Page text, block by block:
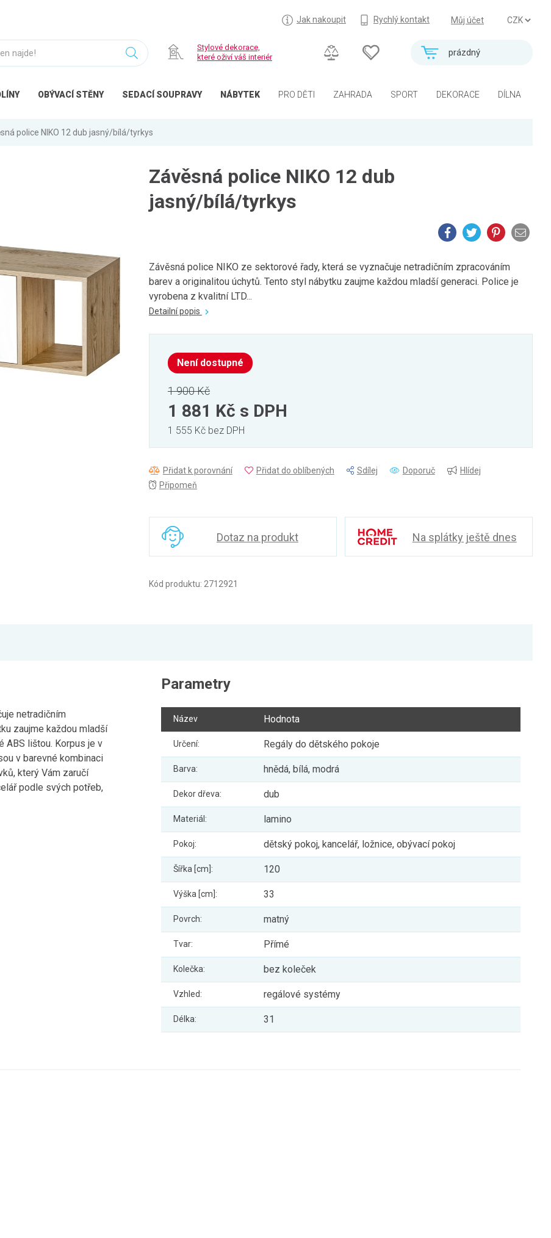
Můj účet
Jak nakoupit Rychlý kontakt
prázdný
Stylové dekorace,
které oživí váš interiér
OBÝVACÍ STĚNY SEDACÍ SOUPRAVY NÁBYTEK PRO DĚTI ZAHRADA SPORT DEKORACE DÍLNA
police NIKO 12 dub jasný/bílá/tyrkys
Závěsná police NIKO 12 dub
jasný/bílá/tyrkys
Závěsná police NIKO ze sektorové řady, která se vyznačuje netradičním zpracováním
barev a originalitou úchytů. Tento styl nábytku zaujme každou mladší generaci. Police je
vyrobena z kvalitní LTD...
Detailní popis
Není dostupné
1 900 Kč
1 881 Kč s DPH
1 555 Kč bez DPH
Přidat k porovnání Přidat do oblíbených Sdílej Doporuč
Hlídej
Připomeň
Dotaz na produkt Na splátky ještě dnes
Kód produktu: 2712921
netradičním
zaujme každou mladší
ABS lištou. Korpus je v
v barevné kombinaci
který Vám zaručí
podle svých potřeb,
Parametry
Název Hodnota
Určení: Regály do dětského pokoje
Barva: hnědá, bílá, modrá
Dekor dřeva: dub
Materiál: lamino
Pokoj: dětský pokoj, kancelář, ložnice, obývací pokoj
Šířka [cm]: 120
Výška [cm]: 33
Povrch: matný
Tvar: Přímé
Kolečka: bez koleček
Vzhled: regálové systémy
Délka: 31